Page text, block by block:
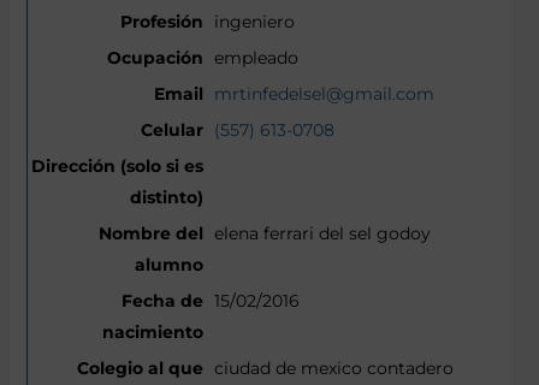
ingeniero
empleado
mrtinfedelsel@gmail.com
(557) 613-0708
elena ferrari del sel godoy
15/02/2016
ciudad de mexico contadero